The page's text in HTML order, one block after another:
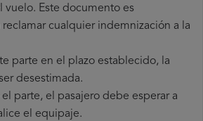
vuelo. Este documento es
cualquier indemnización a la
parte en el plazo establecido, la
desestimada.
parte, el pasajero debe esperar a
el equipaje.